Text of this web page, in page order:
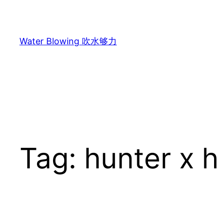
content
Water Blowing 吹水够力
Tag: hunter x